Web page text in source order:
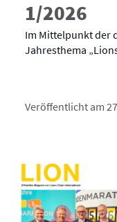
1/2026
Im Mittelpunkt der
Jahresthema
Veröffentlicht am